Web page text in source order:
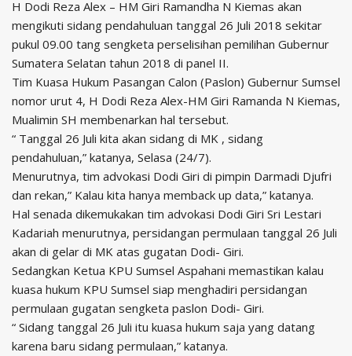
H Dodi Reza Alex – HM Giri Ramandha N Kiemas akan
mengikuti sidang pendahuluan tanggal 26 Juli 2018 sekitar
pukul 09.00 tang sengketa perselisihan pemilihan Gubernur
Sumatera Selatan tahun 2018 di panel II.
Tim Kuasa Hukum Pasangan Calon (Paslon) Gubernur Sumsel
nomor urut 4, H Dodi Reza Alex-HM Giri Ramanda N Kiemas,
Mualimin SH membenarkan hal tersebut.
“ Tanggal 26 Juli kita akan sidang di MK , sidang
pendahuluan,” katanya, Selasa (24/7).
Menurutnya, tim advokasi Dodi Giri di pimpin Darmadi Djufri
dan rekan,” Kalau kita hanya memback up data,” katanya.
Hal senada dikemukakan tim advokasi Dodi Giri Sri Lestari
Kadariah menurutnya, persidangan permulaan tanggal 26 Juli
akan di gelar di MK atas gugatan Dodi- Giri.
Sedangkan Ketua KPU Sumsel Aspahani memastikan kalau
kuasa hukum KPU Sumsel siap menghadiri persidangan
permulaan gugatan sengketa paslon Dodi- Giri.
“ Sidang tanggal 26 Juli itu kuasa hukum saja yang datang
karena baru sidang permulaan,” katanya.